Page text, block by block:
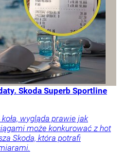
Skoda Superb Sportline
wygląda prawie jak
może konkurować z hot
Skoda, która potrafi